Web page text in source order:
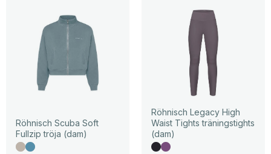
Röhnisch Scuba Soft
Fullzip tröja (dam)
Röhnisch Legacy High
Waist Tights träningstights
(dam)